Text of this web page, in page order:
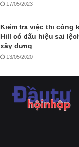
17/05/2023
Kiểm tra việc thi công
Hill có dấu hiệu sai
xây dựng
13/05/2020